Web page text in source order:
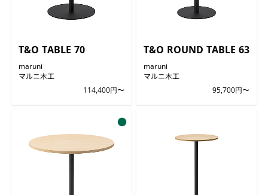
T&O TABLE 70
maruni
マルニ木工
114,400円〜
T&O ROUND TABLE 63
maruni
マルニ木工
95,700円〜
●